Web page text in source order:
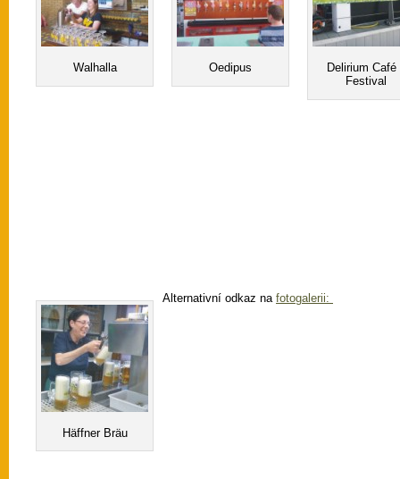
Walhalla Oedipus
Delirium Café
Festival
Häffner Bräu
Alternativní odkaz na fotogalerii: